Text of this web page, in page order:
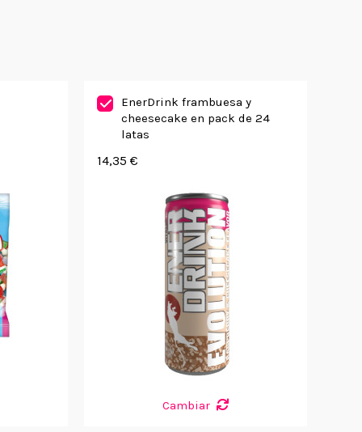
EnerDrink frambuesa y
cheesecake en pack de 24
latas
14,35 €
Cambiar